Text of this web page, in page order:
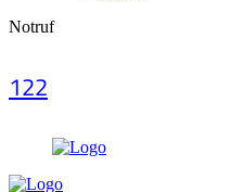
Notruf
122